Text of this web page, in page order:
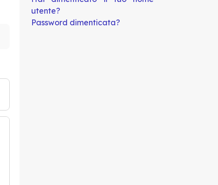
utente?
Password dimenticata?